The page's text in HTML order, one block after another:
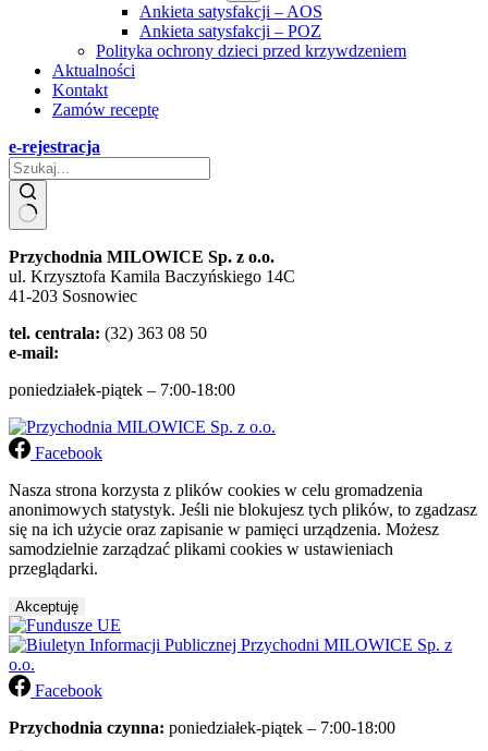
Ankieta satysfakcji – AOS
Ankieta satysfakcji – POZ
Polityka ochrony dzieci przed krzywdzeniem
Aktualności
Kontakt
Zamów receptę
e-rejestracja
Przychodnia MILOWICE Sp. z o.o.
ul. Krzysztofa Kamila Baczyńskiego 14C
41-203 Sosnowiec
tel. centrala: (32) 363 08 50
e-mail:
poniedziałek-piątek – 7:00-18:00
Facebook
Nasza strona korzysta z plików cookies w celu gromadzenia
anonimowych statystyk. Jeśli nie blokujesz tych plików, to zgadzasz
się na ich użycie oraz zapisanie w pamięci urządzenia. Możesz
samodzielnie zarządzać plikami cookies w ustawieniach
przeglądarki.
Akceptuję
Facebook
Przychodnia czynna: poniedziałek-piątek – 7:00-18:00